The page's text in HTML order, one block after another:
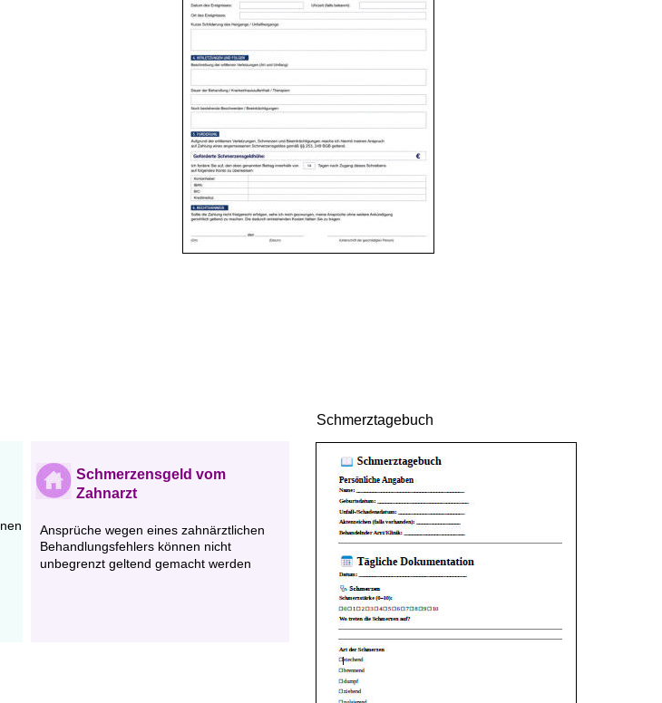
Schmerztagebuch
Schmerzensgeld vom
          Zahnarzt
Ansprüche wegen eines zahnärztlichen
Behandlungsfehlers können nicht
unbegrenzt geltend gemacht werden